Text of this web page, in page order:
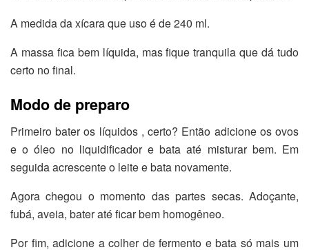
A medida da xícara que uso é de 240 ml.
A massa fica bem líquida, mas fique tranquila que dá tudo
certo no final.
Modo de preparo
Primeiro bater os líquidos , certo? Então adicione os ovos
e o óleo no liquidificador e bata até misturar bem. Em
seguida acrescente o leite e bata novamente.
Agora chegou o momento das partes secas. Adoçante,
fubá, aveia, bater até ficar bem homogêneo.
Por fim, adicione a colher de fermento e bata só mais um